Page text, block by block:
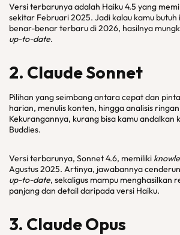
Versi terbarunya adalah Haiku 4.5 yang
sekitar Februari 2025. Jadi kalau kamu
benar-benar terbaru di 2026, hasilnya
up-to-date.
2. Claude Sonnet
Pilihan yang seimbang antara cepat dan
harian, menulis konten, hingga analisis
Kekurangannya, kurang bisa kamu andalkan
Buddies.
Versi terbarunya, Sonnet 4.6, memiliki
Agustus 2025. Artinya, jawabannya
up-to-date, sekaligus mampu menghasilkan
panjang dan detail daripada versi Haiku.
3. Claude Opus